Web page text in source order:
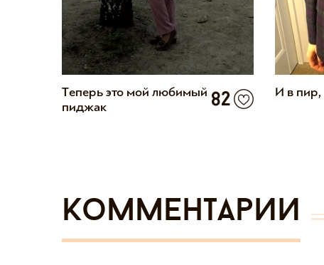
Теперь это мой любимый
пиджак
82 И в
Комментарии